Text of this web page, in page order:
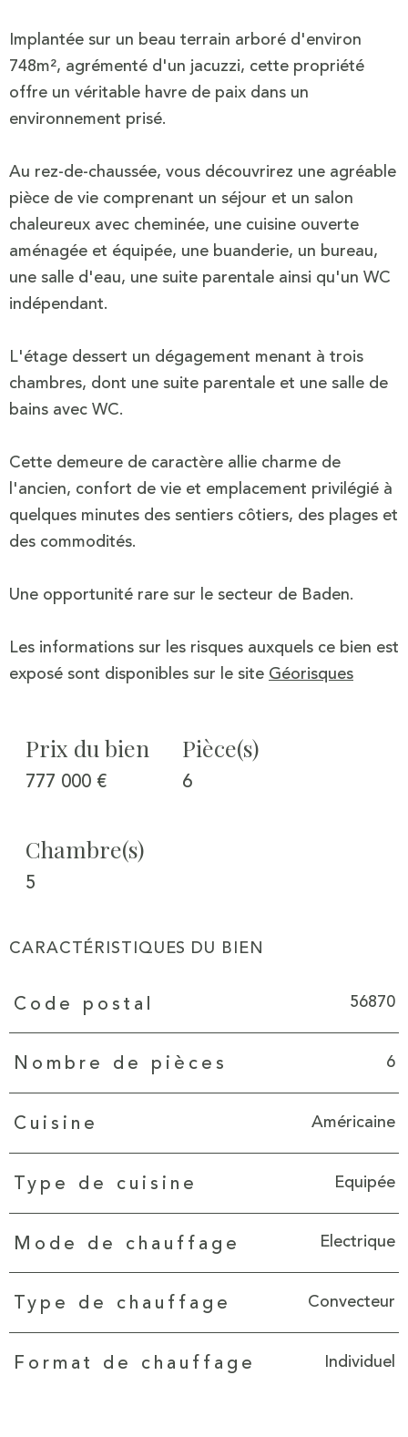
Implantée sur un beau terrain arboré d'environ
748m², agrémenté d'un jacuzzi, cette propriété
offre un véritable havre de paix dans un
environnement prisé.
Au rez-de-chaussée, vous découvrirez une agréable
pièce de vie comprenant un séjour et un salon
chaleureux avec cheminée, une cuisine ouverte
aménagée et équipée, une buanderie, un bureau,
une salle d'eau, une suite parentale ainsi qu'un WC
indépendant.
L'étage dessert un dégagement menant à trois
chambres, dont une suite parentale et une salle de
bains avec WC.
Cette demeure de caractère allie charme de
l'ancien, confort de vie et emplacement privilégié à
quelques minutes des sentiers côtiers, des plages et
des commodités.
Une opportunité rare sur le secteur de Baden.
Les informations sur les risques auxquels ce bien est
exposé sont disponibles sur le siteGéorisques
Prix du bien
777 000 €
Pièce(s)
6
Chambre(s)
5
CARACTÉRISTIQUES DU BIEN
Caractéristiques Valeurs
Code postal 56870
Nombre de pièces 6
Cuisine Américaine
Type de cuisine Equipée
Mode de chauffage Electrique
Type de chauffage Convecteur
Format de chauffage Individuel